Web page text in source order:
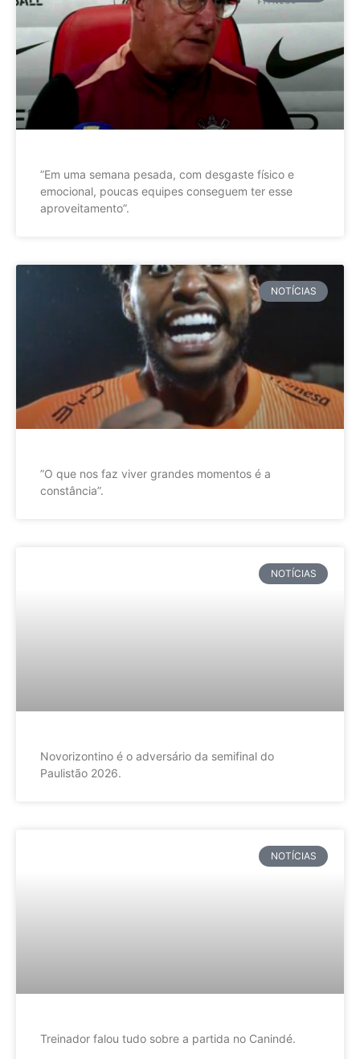
”Em uma semana pesada, com desgaste físico e
emocional, poucas equipes conseguem ter esse
aproveitamento”.
NOTÍCIAS
”O que nos faz viver grandes momentos é a
constância”.
NOTÍCIAS
Novorizontino é o adversário da semifinal do
Paulistão 2026.
NOTÍCIAS
Treinador falou tudo sobre a partida no Canindé.